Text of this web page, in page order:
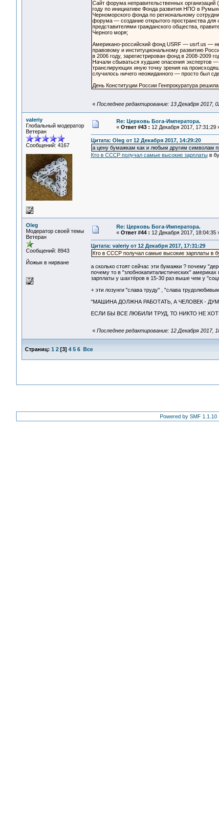
Сайт форума неправительственных
году по инициативе Фонда развития НПО в
Черноморского фонда по региональному
форума — создание открытого пространства
представителями гражданского общества,
Черного моря;
Американо-российский фонд USRF — usrf.us —
правовому и институциональному развитию
в 2006 году, зарегистрирован фонд в 2008-2009
Начали сбываться худшие опасения экспертов
транслирующих иную точку зрения на
случилось ничего неожиданного — просто был
День Конституции России Генпрокуратура
« Последнее редактирование: 13 Декабря 2017,
valeriy
Глобальный модератор
Ветеран
Сообщений: 4167
Re: Церковь Бога-Императора.
« Ответ #43 : 12 Декабря 2017, 17:31:29
Цитата: Oleg от 12 Декабря 2017, 14:29:20
а цену бумажкам как и любым другим символам
Кто в СССР получал самые высокие зарплатыв
Oleg
Модератор своей темы
Ветеран
Сообщений: 8943
Йожык в нирване
Re: Церковь Бога-Императора.
« Ответ #44 : 12 Декабря 2017, 18:04:35
Цитата: valeriy от 12 Декабря 2017, 17:31:29
Кто в СССР получал самые высокие зарплаты в
а сколько стоят сейчас эти бумажки ? почему
почему то в "злобнокапиталистических"
зарплаты у шахтёров в 15-30 раз выше чем у
+ эти лозунги "слава труду" , "слава
"МАШИНА ДОЛЖНА РАБОТАТЬ, А ЧЕЛОВЕК -
ЕСЛИ БЫ ВСЕ ЛЮБИЛИ ТРУД, ТО НИКТО НЕ
« Последнее редактирование: 12 Декабря 2017,
Страниц: 1 2[3] 4 5 6 Все
Powered by SMF 1.1.10